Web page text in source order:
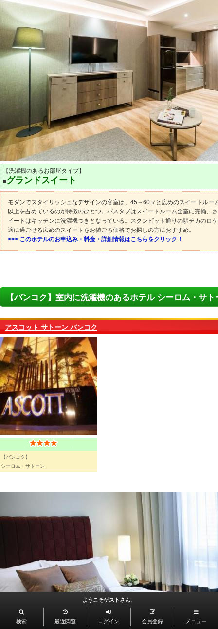
【洗濯機のあるお部屋タイプ】
■グランドスイート
モダンでスタイリッシュなデザインの客室は、45～60㎡と広めのスイートルー
以上を占めているのが特徴のひとつ。バスタブはスイートルーム全室に完備、
イートはキッチンに洗濯機つきとなっている。スクンビット通りの駅チカのロ
適に過ごせる広めのスイートをお値ごろ価格でお探しの方におすすめ。
>>> このホテルのお申込み・料金・詳細情報はこちらをクリック！
【バンコク】室内に洗濯機のあるホテル シーロム・サト
アスコット サトーン バンコク
【バンコク】
シーロム・サトーン
ようこそゲストさん。
検索 最近閲覧 ログイン 会員登録 メニュー